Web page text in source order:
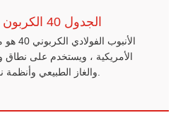
الجدول 40 الكربون الصلب الأنابيب مقدمة
الأنبوب
الأمريكية ، ويستخدم على نطاق
والغاز الطبيعي وأنظمة نقل الضغط المنخفض الأخرى.